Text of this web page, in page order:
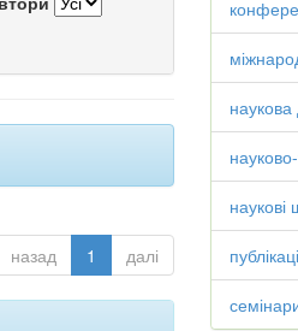
назад 1 далі
наукова
наукові